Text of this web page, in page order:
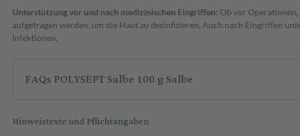
Unterstützung vor und nach medizinischen Eingriffen: Ob vor
aufgetragen werden, um die Haut zu desinfizieren. Auch nach Eingriffen
Infektionen.
FAQs POLYSEPT Salbe 100 g Salbe
Hinweistexte und Pflichtangaben